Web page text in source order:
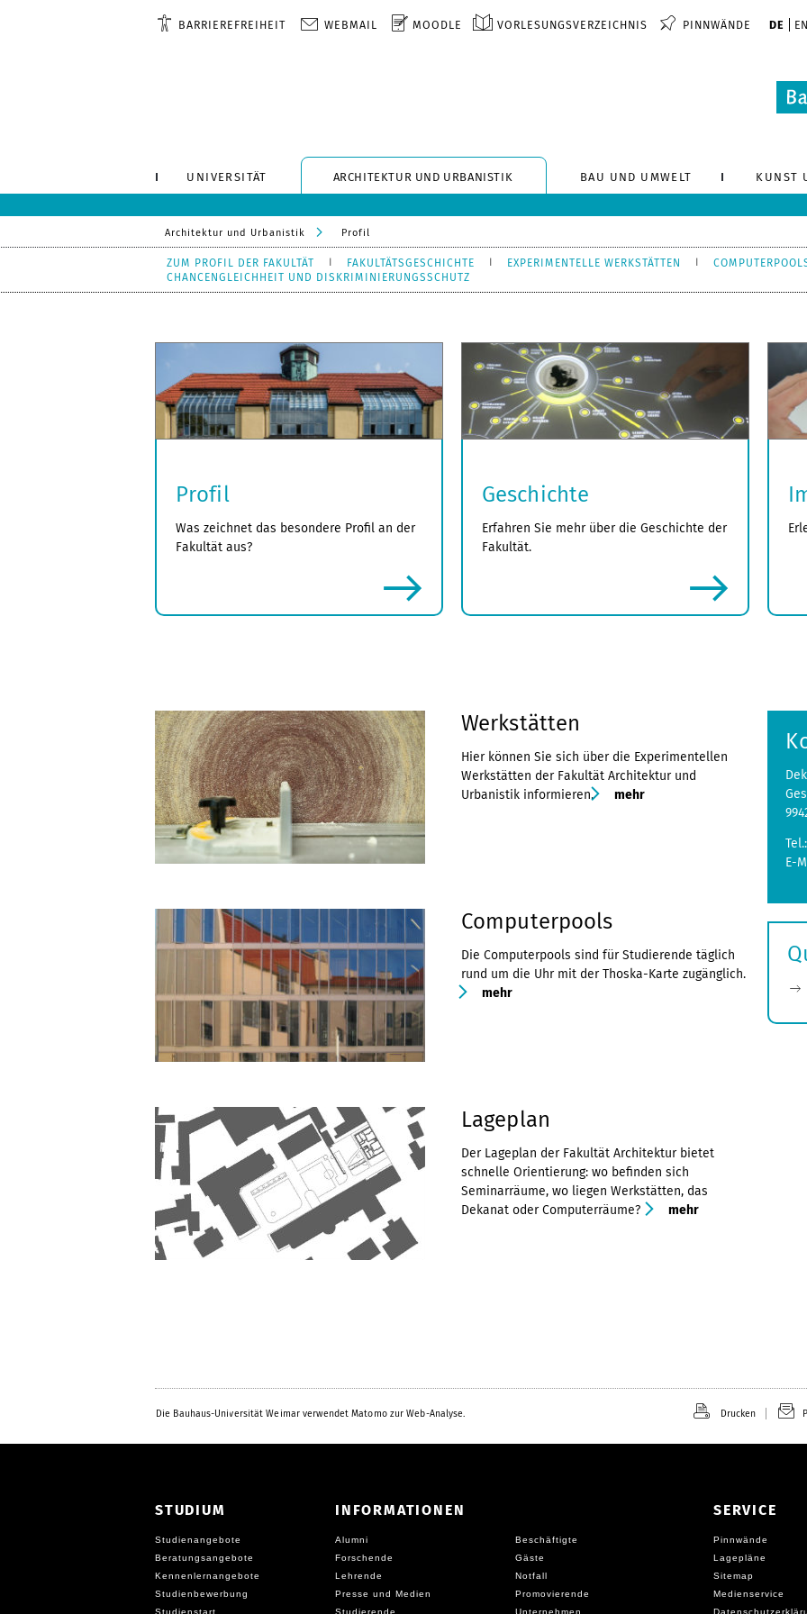
BARRIEREFREIHEIT WEBMAIL MOODLE VORLESUNGSVERZEICHNIS PINNWÄNDE DE EN
UNIVERSITÄT ARCHITEKTUR UND URBANISTIK BAU UND UMWELT KUNST
Architektur und Urbanistik Profil
ZUM PROFIL DER FAKULTÄT FAKULTÄTSGESCHICHTE EXPERIMENTELLE WERKSTÄTTEN
CHANCENGLEICHHEIT UND DISKRIMINIERUNGSSCHUTZ
Profil
Was zeichnet das besondere Profil an der
Fakultät aus?
Geschichte
Erfahren Sie mehr über die Geschichte der
Fakultät.
Werkstätten
Hier können Sie sich über die Experimentellen
Werkstätten der Fakultät Architektur und
Urbanistik informieren.
mehr
Computerpools
Die Computerpools sind für Studierende täglich
rund um die Uhr mit der Thoska-Karte zugänglich.
mehr
Lageplan
Der Lageplan der Fakultät Architektur bietet
schnelle Orientierung: wo befinden sich
Seminarräume, wo liegen Werkstätten, das
Dekanat oder Computerräume?
mehr
Tel.:
E-
Die Bauhaus-Universität Weimar verwendet Matomo zur Web-Analyse. Drucken
STUDIUM
Studienangebote
Beratungsangebote
Kennenlernangebote
Studienbewerbung
Studienstart
INFORMATIONEN
Alumni
Beschäftigte
Forschende
Gäste
Lehrende
Notfall
Presse und Medien
Promovierende
Studierende
Unternehmen
SERVICE
Pinnwände
Lagepläne
Sitemap
Medienservice